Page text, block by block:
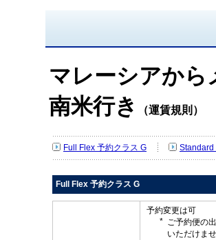
マレーシアから
南米行き
（運賃規則）
Full Flex 予約クラス G Standard
Full Flex 予約クラス G
予約変更は可
ご予約便の
いただけま